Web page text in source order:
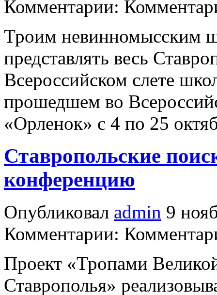
Комментарии:
Троим невинномысским
представлять весь
Всероссийском слете
прошедшем во
«Орленок» с 4 по 25
Ставропольские
конференцию
Опубликовал admin 9
Комментарии:
Проект «Тропами
Ставрополья»